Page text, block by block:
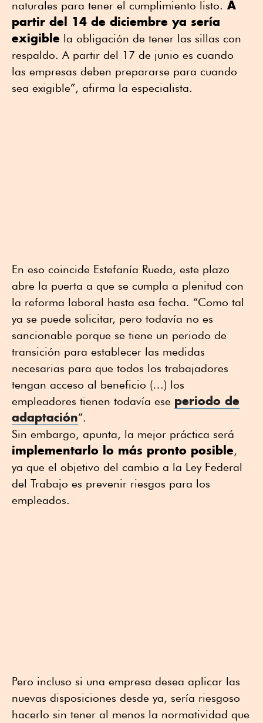
naturales para tener el cumplimiento listo. A
partir del 14 de diciembre ya sería
exigible la obligación de tener las sillas con
respaldo. A partir del 17 de junio es cuando
las empresas deben prepararse para cuando
sea exigible”, afirma la especialista.
En eso coincide Estefanía Rueda, este plazo
abre la puerta a que se cumpla a plenitud con
la reforma laboral hasta esa fecha. “Como tal
ya se puede solicitar, pero todavía no es
sancionable porque se tiene un periodo de
transición para establecer las medidas
necesarias para que todos los trabajadores
tengan acceso al beneficio (…) los
empleadores tienen todavía ese periodo de
adaptación”.
Sin embargo, apunta, la mejor práctica será
implementarlo lo más pronto posible,
ya que el objetivo del cambio a la Ley Federal
del Trabajo es prevenir riesgos para los
empleados.
Pero incluso si una empresa desea aplicar las
nuevas disposiciones desde ya, sería riesgoso
hacerlo sin tener al menos la normatividad que